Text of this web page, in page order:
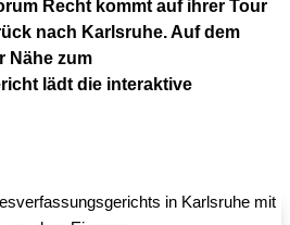
Recht kommt auf ihrer Tour
nach Karlsruhe. Auf dem
Nähe zum
lädt die interaktive